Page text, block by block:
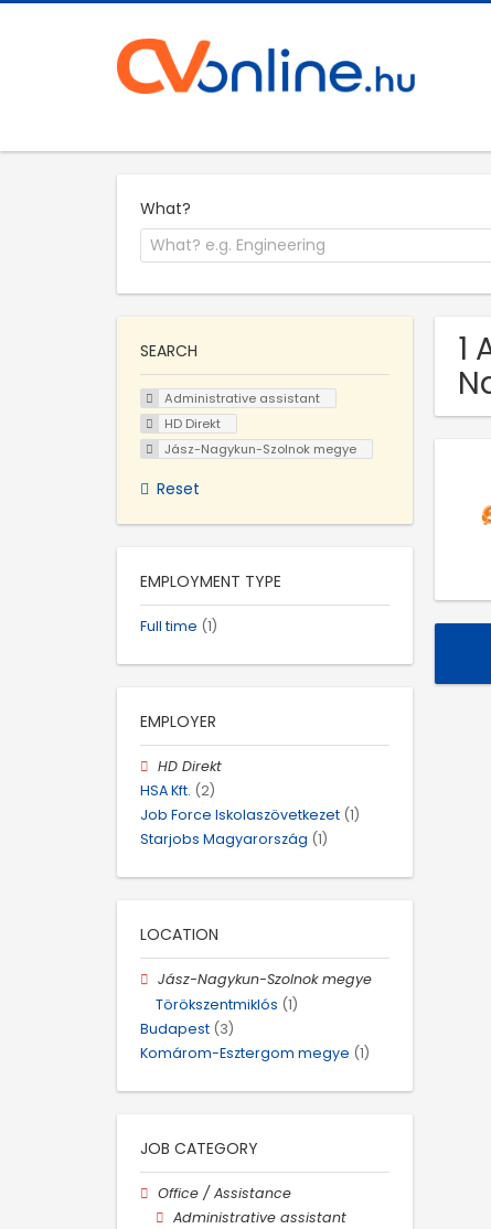
What?
1
SEARCH
Administrative assistant
HD Direkt
Jász-Nagykun-Szolnok megye
Reset
EMPLOYMENT TYPE
Full time (1)
EMPLOYER
HD Direkt
HSA Kft. (2)
Job Force Iskolaszövetkezet (1)
Starjobs Magyarország (1)
LOCATION
Jász-Nagykun-Szolnok megye
Törökszentmiklós (1)
Budapest (3)
Komárom-Esztergom megye (1)
JOB CATEGORY
Office / Assistance
Administrative assistant